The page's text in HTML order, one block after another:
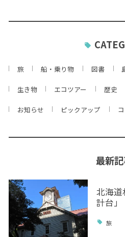
旅 船・乗り物 図書
生き物 エコツアー 歴史
お知らせ ピックアップ
最新
北海
計台
旅